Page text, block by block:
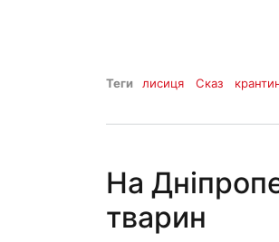
Теги лисиця Сказ
На
тварин